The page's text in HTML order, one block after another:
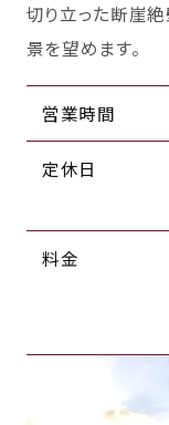
切り立った断崖
景を望めます。
営業時間
定休日
料金